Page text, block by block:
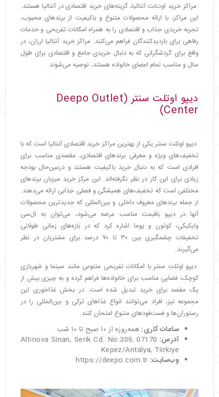
مراکز خرید اوت‌لت آنتالیا، گزینه‌های خرید اقتصادی در آنتالیا هستند.
این مراکز، با ارائه محصولات متنوع و باکیفیت از برندهای محبوب،
تجربه خریدی جذاب و اقتصادی را به همراه امکانات تفریحی و خدمات
رفاهی برای بازدیدکنندگان فراهم می‌کنند. مراکز خرید آنتالیا ارزان، در
واقع برای گردشگرانی که به دنبال خریدی جامع و اقتصادی برای طول
سال و مناسب تمام اعضای خانواده هستند، توصیه می‌شوند.
دیپو اوتلت سنتر (Deepo Outlet
Center)
دیپو اوتلت سنتر یکی از بهترین مراکز خرید اقتصادی آنتالیا است که با
تخفیف‌های ویژه و معرفی برندهای اقتصادی، مقصدی مناسب برای
افرادی است که به دنبال خرید باکیفیت هستند و درعین‌حال بودجه
زیادی برای این کار در نظر نگرفته‌اند. این مرکز خرید میزبان برندهای
مختلفی است که تخفیف‌های همیشگی و فصلی جذابی ارائه می‌دهند.
از جمله برندهای معروف داخلی و بین‌المللی که جدیدترین محصولات
آنها در دیپو باقیمت مناسب عرضه می‌شود، می‌توان به ال‌سی
وایکیکی، کوتون و پوما اشاره کرد که در بازه‌های زمانی طولانی
تخفیفات چشمگیری بین ۳۰ تا ۷۰ درصد برای مشتریان در نظر
می‌گیرند.
دیپو اوتلت سنتر با امکانات تفریحی متنوعی مانند سینما و شهربازی
کوچک، فضایی مناسب برای خانواده‌ها فراهم کرده و به چیزی بیش از
یک مقصد برای خرید تبدیل شده است. در بخش غذاخوری این
مجموعه نیز، افراد می‌توانند انواع غذاهای ترکی و بین‌المللی را در
رستوران‌ها و فست‌فودهای متنوع امتحان کنند.
ساعات کاری: همه‌روزه از ۱۰ صبح تا ۱۰ شب
آدرس: Altınova Sinan, Serik Cd. No:309, 07170
Kepez/Antalya, Türkiye
وب‌سایت: